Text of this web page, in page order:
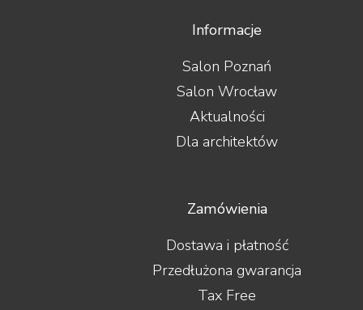
Informacje
Salon Poznań
Salon Wrocław
Aktualności
Dla architektów
Zamówienia
Dostawa i płatność
Przedłużona gwarancja
Tax Free